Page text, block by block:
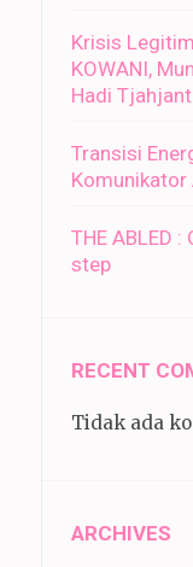
Krisis
KOWANI,
Hadi
Transisi
Komunikator
THE ABLED
step
RECENT
Tidak ada
ARCHIVES